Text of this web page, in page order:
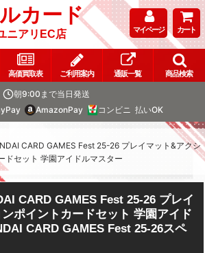
カード
ニアリEC店 マイページ カート
高価買取表 ご利用案内 通販一覧 商品検索
朝9:00まで当日発送
AmazonPay コンビニ 払いOK
CARD GAMES Fest 25-26 プレイマット&アクシ
ドセット 学園アイドルマスター
CARD GAMES Fest 25-26 プレイ
ポイントカードセット 学園アイド
CARD GAMES Fest 25-26スペ